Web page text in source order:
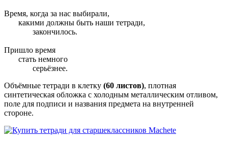
Время, когда за нас выбирали,
какими должны быть наши тетради,
закончилось.
Пришло время
стать немного
серьёзнее.
Объёмные тетради в клетку (60 листов), плотная
синтетическая обложка с холодным металлическим отливом,
поле для подписи и названия предмета на внутренней
стороне.